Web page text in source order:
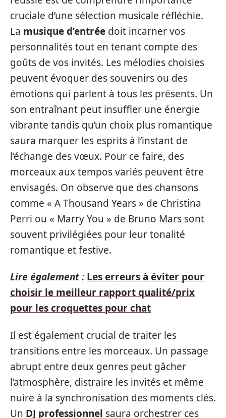
cruciale d’une sélection musicale réfléchie.
La musique d’entrée doit incarner vos
personnalités tout en tenant compte des
goûts de vos invités. Les mélodies choisies
peuvent évoquer des souvenirs ou des
émotions qui parlent à tous les présents. Un
son entraînant peut insuffler une énergie
vibrante tandis qu’un choix plus romantique
saura marquer les esprits à l’instant de
l’échange des vœux. Pour ce faire, des
morceaux aux tempos variés peuvent être
envisagés. On observe que des chansons
comme « A Thousand Years » de Christina
Perri ou « Marry You » de Bruno Mars sont
souvent privilégiées pour leur tonalité
romantique et festive.
Lire également : Les erreurs à éviter pour
choisir le meilleur rapport qualité/prix
pour les croquettes pour chat
Il est également crucial de traiter les
transitions entre les morceaux. Un passage
abrupt entre deux genres peut gâcher
l’atmosphère, distraire les invités et même
nuire à la synchronisation des moments clés.
Un DJ professionnel saura orchestrer ces